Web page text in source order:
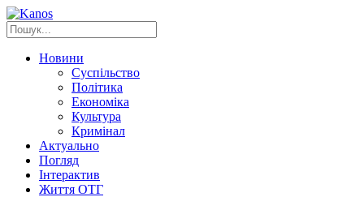
Новини
Суспільство
Політика
Економіка
Культура
Кримінал
Актуально
Погляд
Інтерактив
Життя ОТГ